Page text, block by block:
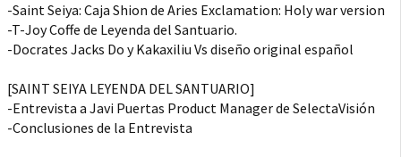
-Saint Seiya: Caja Shion de Aries Exclamation: Holy war version
-T-Joy Coffe de Leyenda del Santuario.
-Docrates Jacks Do y Kakaxiliu Vs diseño original español
[SAINT SEIYA LEYENDA DEL SANTUARIO]
-Entrevista a Javi Puertas Product Manager de SelectaVisión
-Conclusiones de la Entrevista